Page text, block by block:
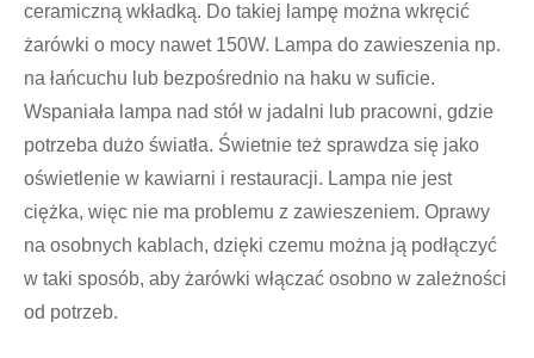
ceramiczną wkładką. Do takiej lampę można wkręcić
żarówki o mocy nawet 150W. Lampa do zawieszenia np.
na łańcuchu lub bezpośrednio na haku w suficie.
Wspaniała lampa nad stół w jadalni lub pracowni, gdzie
potrzeba dużo światła. Świetnie też sprawdza się jako
oświetlenie w kawiarni i restauracji. Lampa nie jest
ciężka, więc nie ma problemu z zawieszeniem. Oprawy
na osobnych kablach, dzięki czemu można ją podłączyć
w taki sposób, aby żarówki włączać osobno w zależności
od potrzeb.